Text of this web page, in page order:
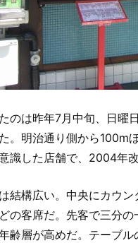
のは昨年7月中旬、日曜
。明治通り側から100m
識した店舗で、2004年
結構広い。中央にカウ
の客席だ。先客で三分
齢層が高めだ。テーブル